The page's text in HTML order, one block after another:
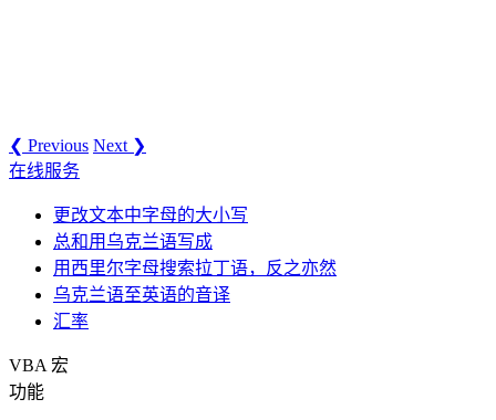
❮ Previous Next ❯
在线服务
更改文本中字母的大小写
总和用乌克兰语写成
用西里尔字母搜索拉丁语，反之亦然
乌克兰语至英语的音译
汇率
VBA 宏
功能